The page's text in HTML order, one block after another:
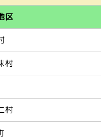
区
村
村